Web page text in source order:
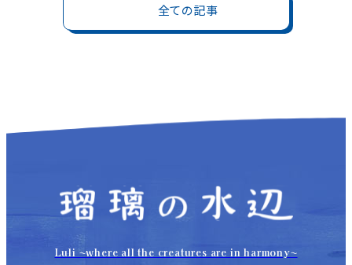
全ての記事
Luli 〜where all the creatures are in harmony〜